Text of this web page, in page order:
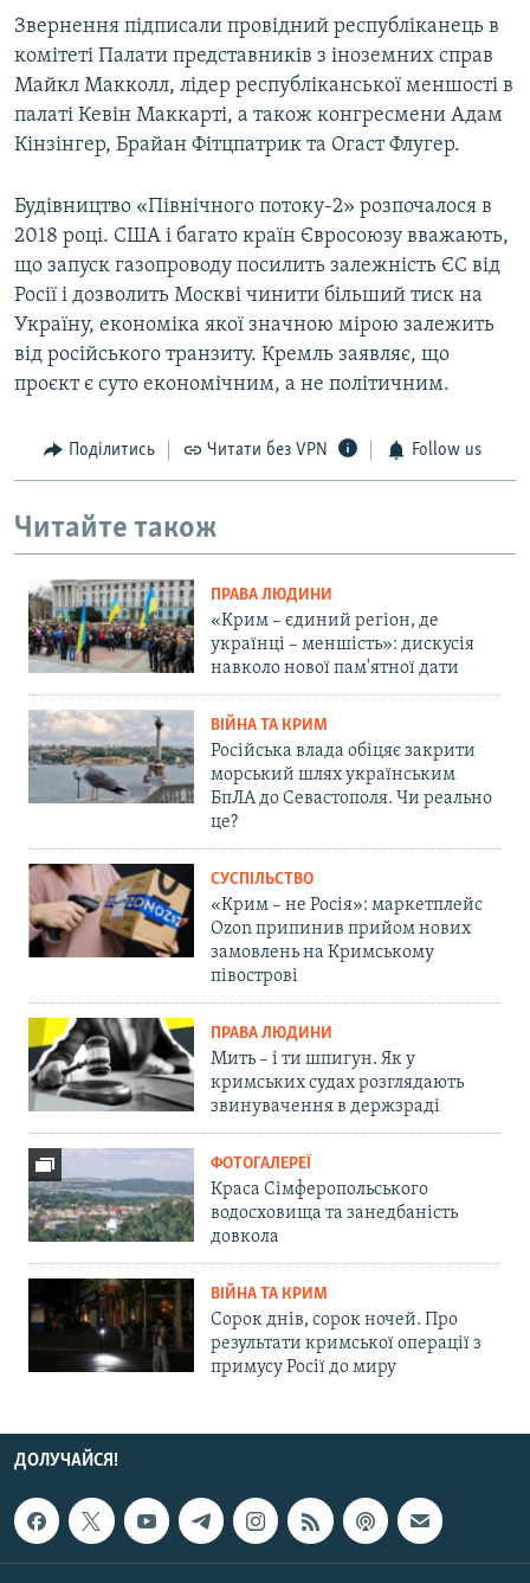
Звернення підписали провідний республіканець в
комітеті Палати представників з іноземних справ
Майкл Макколл, лідер республіканської меншості в
палаті Кевін Маккарті, а також конгресмени Адам
Кінзінгер, Брайан Фітцпатрик та Огаст Флугер.
Будівництво «Північного потоку-2» розпочалося в
2018 році. США і багато країн Євросоюзу вважають,
що запуск газопроводу посилить залежність ЄС від
Росії і дозволить Москві чинити більший тиск на
Україну, економіка якої значною мірою залежить
від російського транзиту. Кремль заявляє, що
проєкт є суто економічним, а не політичним.
Поділитись Читати без VPN Follow us
Читайте також
ПРАВА ЛЮДИНИ
«Крим – єдиний регіон, де
українці – меншість»: дискусія
навколо нової пам'ятної дати
ВІЙНА ТА КРИМ
Російська влада обіцяє закрити
морський шлях українським
БпЛА до Севастополя. Чи реально
це?
СУСПІЛЬСТВО
«Крим – не Росія»: маркетплейс
Ozon припинив прийом нових
замовлень на Кримському
півострові
ПРАВА ЛЮДИНИ
Мить – і ти шпигун. Як у
кримських судах розглядають
звинувачення в держзраді
ФОТОГАЛЕРЕЇ
Краса Сімферопольського
водосховища та занедбаність
довкола
ВІЙНА ТА КРИМ
Сорок днів, сорок ночей. Про
результати кримської операції з
примусу Росії до миру
ДОЛУЧАЙСЯ!